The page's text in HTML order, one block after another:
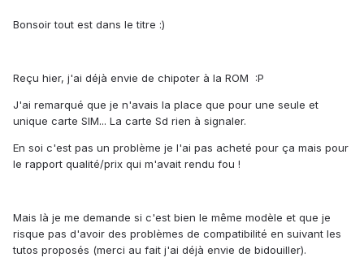
Bonsoir tout est dans le titre :)
Reçu hier, j'ai déjà envie de chipoter à la ROM :P
J'ai remarqué que je n'avais la place que pour une seule et
unique carte SIM... La carte Sd rien à signaler.
En soi c'est pas un problème je l'ai pas acheté pour ça mais pour
le rapport qualité/prix qui m'avait rendu fou !
Mais là je me demande si c'est bien le même modèle et que je
risque pas d'avoir des problèmes de compatibilité en suivant les
tutos proposés (merci au fait j'ai déjà envie de bidouiller).